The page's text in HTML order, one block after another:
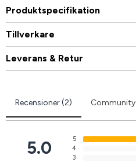
Produktspecifikation
Tillverkare
Leverans & Retur
Recensioner (2) Community
5.0 5
4
3